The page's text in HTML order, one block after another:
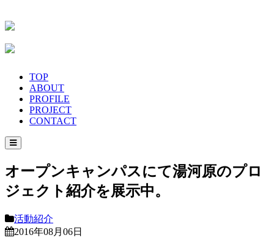
TOP
ABOUT
PROFILE
PROJECT
CONTACT
オープンキャンパスにて湯河原のプロ
ジェクト紹介を展示中。
活動紹介
2016年08月06日